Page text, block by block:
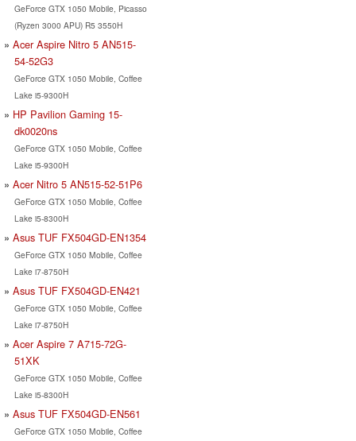
GeForce GTX 1050 Mobile, Picasso
(Ryzen 3000 APU) R5 3550H
Acer Aspire Nitro 5 AN515-
54-52G3
GeForce GTX 1050 Mobile, Coffee
Lake i5-9300H
HP Pavilion Gaming 15-
dk0020ns
GeForce GTX 1050 Mobile, Coffee
Lake i5-9300H
Acer Nitro 5 AN515-52-51P6
GeForce GTX 1050 Mobile, Coffee
Lake i5-8300H
Asus TUF FX504GD-EN1354
GeForce GTX 1050 Mobile, Coffee
Lake i7-8750H
Asus TUF FX504GD-EN421
GeForce GTX 1050 Mobile, Coffee
Lake i7-8750H
Acer Aspire 7 A715-72G-
51XK
GeForce GTX 1050 Mobile, Coffee
Lake i5-8300H
Asus TUF FX504GD-EN561
GeForce GTX 1050 Mobile, Coffee